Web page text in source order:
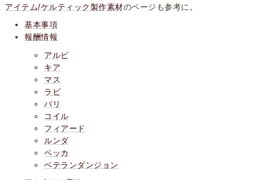
アイテム/ケルティック製作素材のページも参考に。
基本事項
報酬情報
アルビ
キア
マス
ラビ
バリ
コイル
フィアード
ルンダ
ペッカ
ベテランダンジョン